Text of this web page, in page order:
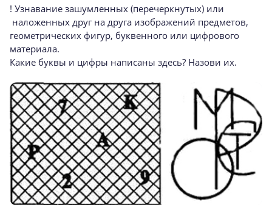
! Узнавание зашумленных (перечеркнутых) или
наложенных друг на друга изображений предметов,
геометрических фигур, буквенного или цифрового
материала.
Какие буквы и цифры написаны здесь? Назови их.